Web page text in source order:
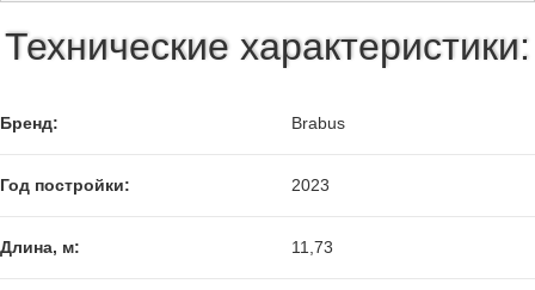
Технические характеристики:
Бренд: Brabus
Год постройки: 2023
Длина, м: 11,73